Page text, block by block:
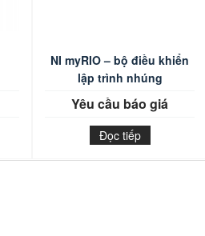
NI myRIO – bộ điều khiển
lập trình nhúng
Yêu cầu báo giá
Đọc tiếp